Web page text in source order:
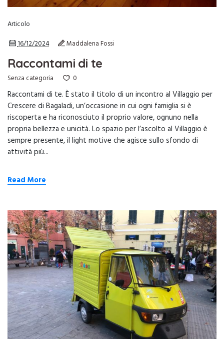
Articolo
16/12/2024
Maddalena Fossi
Raccontami di te
Senza categoria 0
Raccontami di te. È stato il titolo di un incontro al Villaggio per
Crescere di Bagaladi, un’occasione in cui ogni famiglia si è
riscoperta e ha riconosciuto il proprio valore, ognuno nella
propria bellezza e unicità. Lo spazio per l’ascolto al Villaggio è
sempre presente, il light motive che agisce sullo sfondo di
attività più...
Read More